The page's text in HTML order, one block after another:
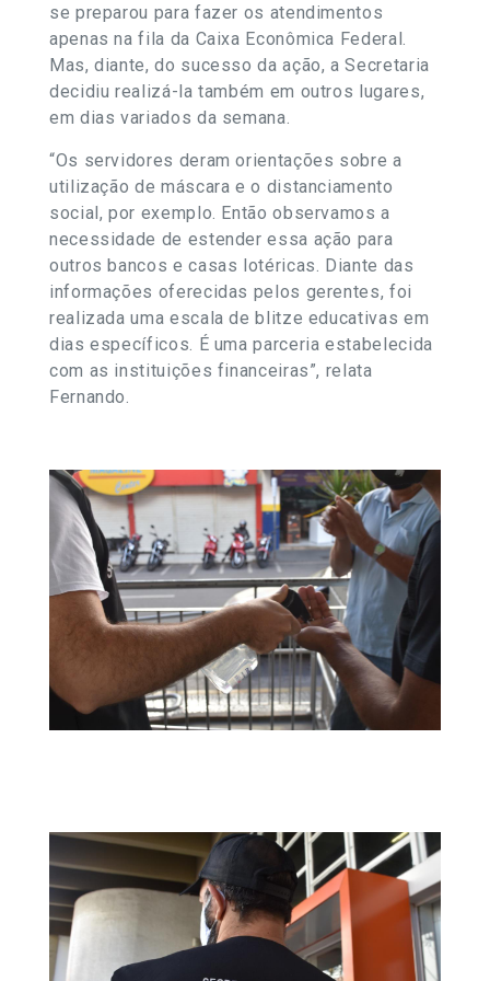
se preparou para fazer os atendimentos
apenas na fila da Caixa Econômica Federal.
Mas, diante, do sucesso da ação, a Secretaria
decidiu realizá-la também em outros lugares,
em dias variados da semana.
“Os servidores deram orientações sobre a
utilização de máscara e o distanciamento
social, por exemplo. Então observamos a
necessidade de estender essa ação para
outros bancos e casas lotéricas. Diante das
informações oferecidas pelos gerentes, foi
realizada uma escala de blitze educativas em
dias específicos. É uma parceria estabelecida
com as instituições financeiras”, relata
Fernando.